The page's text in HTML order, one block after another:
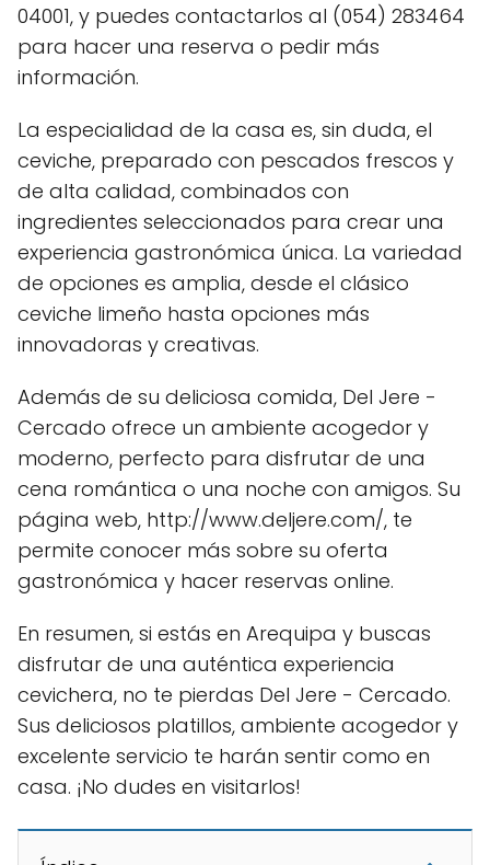
04001, y puedes contactarlos al (054) 283464
para hacer una reserva o pedir más
información.
La especialidad de la casa es, sin duda, el
ceviche, preparado con pescados frescos y
de alta calidad, combinados con
ingredientes seleccionados para crear una
experiencia gastronómica única. La variedad
de opciones es amplia, desde el clásico
ceviche limeño hasta opciones más
innovadoras y creativas.
Además de su deliciosa comida, Del Jere -
Cercado ofrece un ambiente acogedor y
moderno, perfecto para disfrutar de una
cena romántica o una noche con amigos. Su
página web, http://www.deljere.com/, te
permite conocer más sobre su oferta
gastronómica y hacer reservas online.
En resumen, si estás en Arequipa y buscas
disfrutar de una auténtica experiencia
cevichera, no te pierdas Del Jere - Cercado.
Sus deliciosos platillos, ambiente acogedor y
excelente servicio te harán sentir como en
casa. ¡No dudes en visitarlos!